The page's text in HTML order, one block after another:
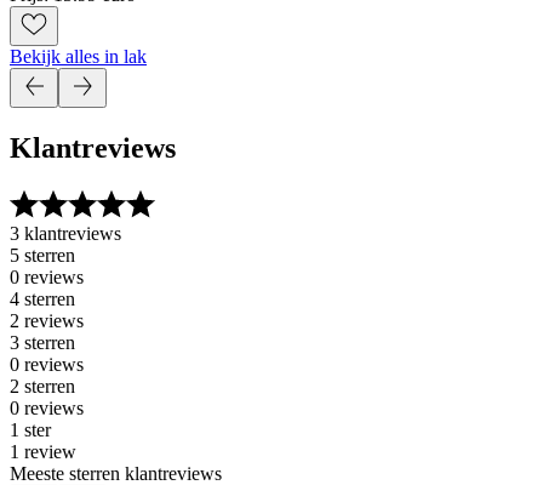
Bekijk alles in lak
Klantreviews
3 klantreviews
5 sterren
0 reviews
4 sterren
2 reviews
3 sterren
0 reviews
2 sterren
0 reviews
1 ster
1 review
Meeste sterren klantreviews